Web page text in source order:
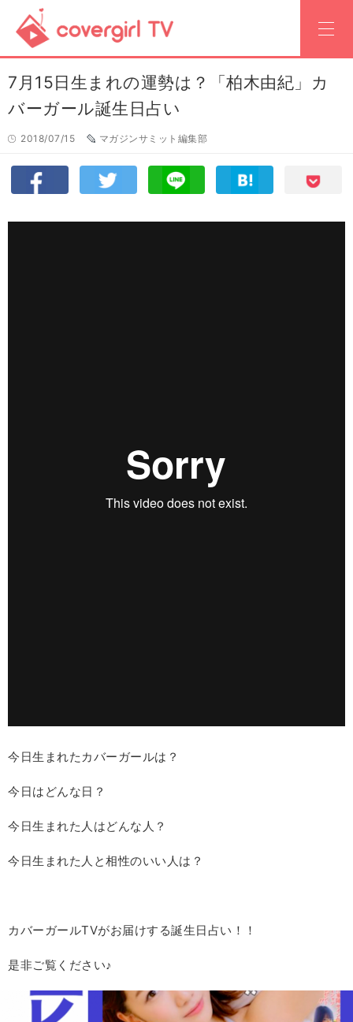
7月15日生まれの運勢は？「柏木由紀」カ
バーガール誕生日占い
2018/07/15 マガジンサミット編集部
今日生まれたカバーガールは？
今日はどんな日？
今日生まれた人はどんな人？
今日生まれた人と相性のいい人は？
カバーガールTVがお届けする誕生日占い！！
是非ご覧ください♪